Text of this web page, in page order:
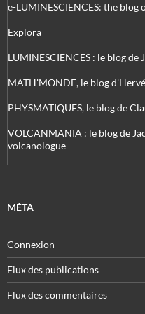
e-LUMINESCIENCES: the blog
Explora
LUMINESCIENCES : le blog
MATH'MONDE, le blog
PHYSMATIQUES, le blog de
VOLCANMANIA : le blog de
volcanologue
MÉTA
Connexion
Flux des publications
Flux des commentaires